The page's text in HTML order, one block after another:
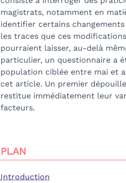
magistrats, notamment en
identifier certains
les traces que ces
pourraient laisser, au-delà
particulier, un questionnaire a
population ciblée entre mai et
cet article. Un premier
restitue immédiatement leur
facteurs.
PLAN
Introduction